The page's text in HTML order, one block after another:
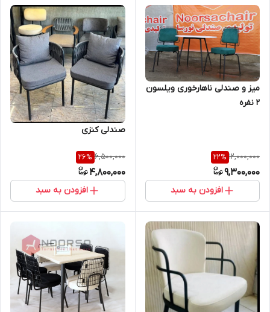
میز و صندلی ناهارخوری ویلسون
2 نفره
12,000,000
22%
9,300,000
افزودن به سبد
صندلی کنزی
6,500,000
26%
4,800,000
افزودن به سبد